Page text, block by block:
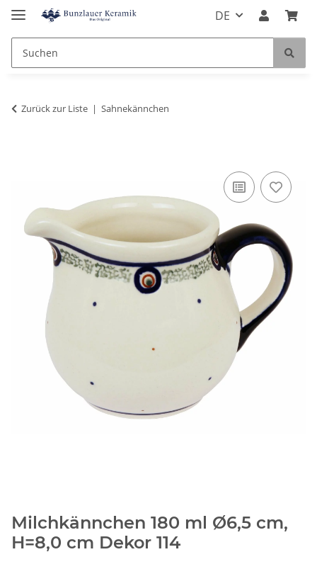
DE
Zurück zur Liste Sahnekännchen
Milchkännchen 180 ml Ø6,5 cm,
H=8,0 cm Dekor 114